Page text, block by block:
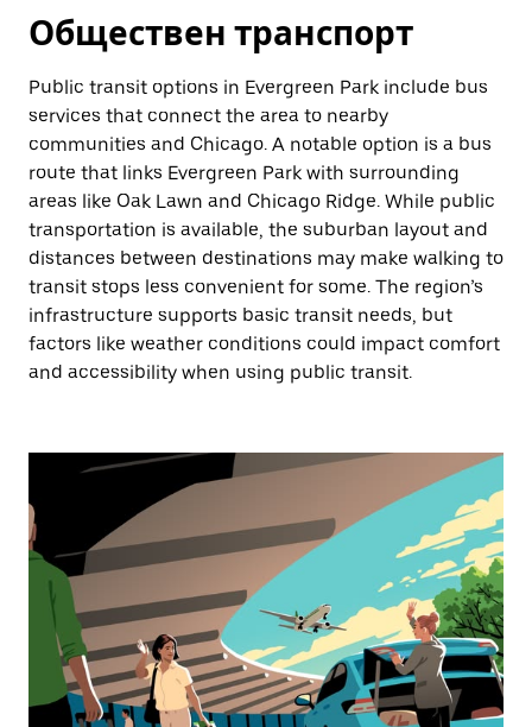
Обществен транспорт
Public transit options in Evergreen Park include bus
services that connect the area to nearby
communities and Chicago. A notable option is a bus
route that links Evergreen Park with surrounding
areas like Oak Lawn and Chicago Ridge. While public
transportation is available, the suburban layout and
distances between destinations may make walking to
transit stops less convenient for some. The region’s
infrastructure supports basic transit needs, but
factors like weather conditions could impact comfort
and accessibility when using public transit.